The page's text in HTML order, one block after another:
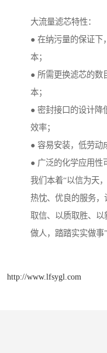
大流量滤芯特性：
● 在纳污量的保证下
本；
● 所需更换滤芯的数
本；
● 密封接口的设计降
效率；
● 容易安装，低劳动
● 广泛的化学应用性
我们本着“以信为天
热忱、优良的服务，
取信、以质取胜、以
做人，踏踏实实做事
http://www.lfsygl.com